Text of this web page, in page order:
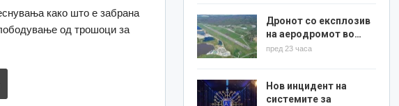
како што е забрана
од трошоци за
Дронот со експлозив
на аеродромот во…
пред 23 часа
Нов инцидент на
системите за